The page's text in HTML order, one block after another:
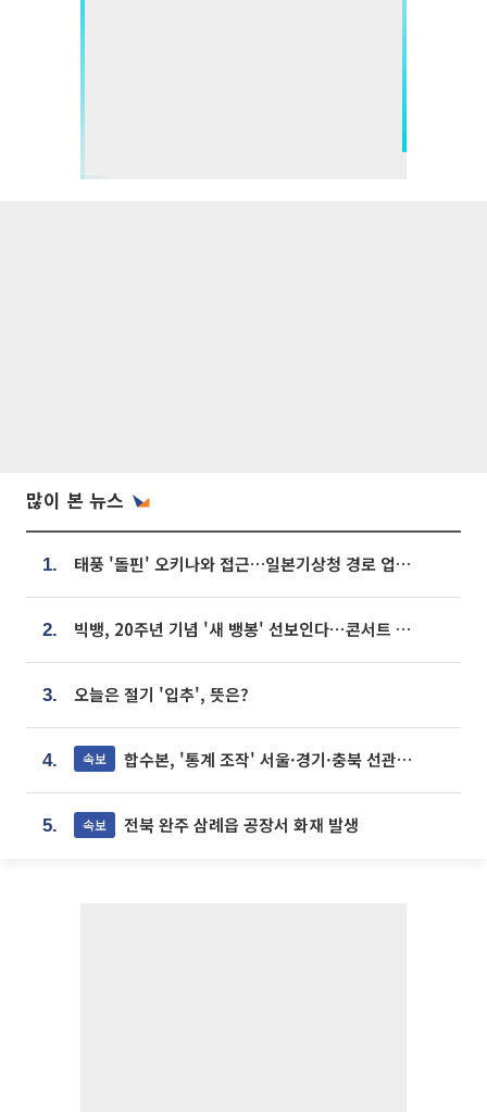
많이 본 뉴스
1. 태풍 '돌핀' 오키나와 접근…일본기상청 경로 업데이트
2. 빅뱅, 20주년 기념 '새 뱅봉' 선보인다⋯콘서트 앞두고 팝업 개최
3. 오늘은 절기 '입추', 뜻은?
4. 속보 합수본, '통계 조작' 서울·경기·충북 선관위 등 추가 압수수색
5. 속보 전북 완주 삼례읍 공장서 화재 발생